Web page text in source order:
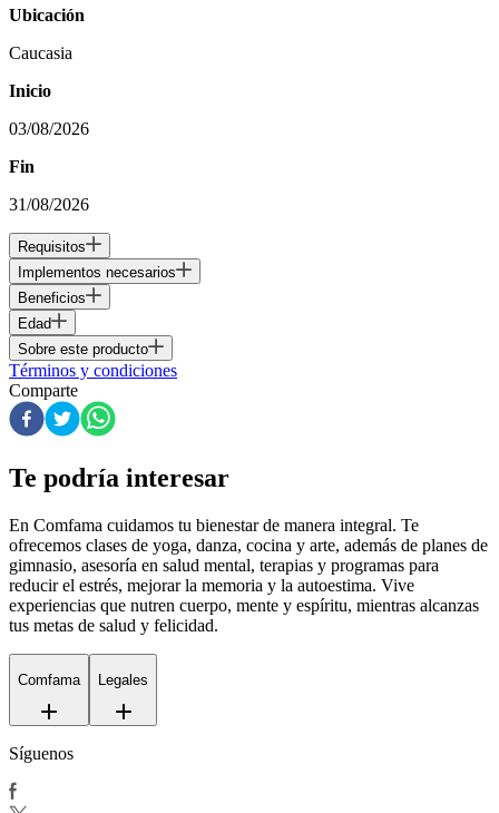
Ubicación
Caucasia
Inicio
03/08/2026
Fin
31/08/2026
Requisitos
Implementos necesarios
Beneficios
Edad
Sobre este producto
Términos y condiciones
Comparte
Te podría interesar
En Comfama cuidamos tu bienestar de manera integral. Te
ofrecemos clases de yoga, danza, cocina y arte, además de planes de
gimnasio, asesoría en salud mental, terapias y programas para
reducir el estrés, mejorar la memoria y la autoestima. Vive
experiencias que nutren cuerpo, mente y espíritu, mientras alcanzas
tus metas de salud y felicidad.
Comfama Legales
Síguenos